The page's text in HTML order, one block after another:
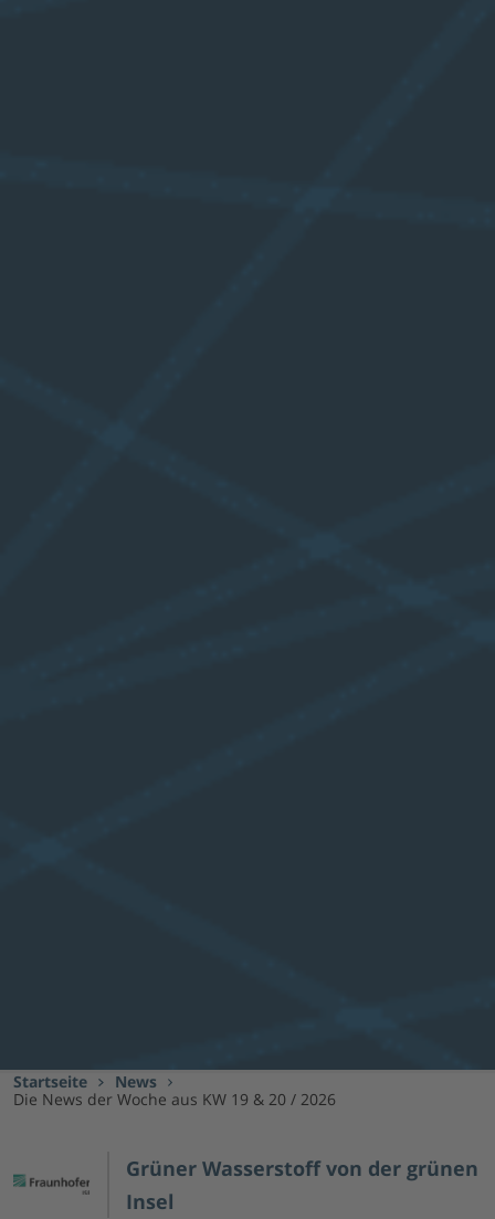
Startseite
News
Die News der Woche aus KW 19 & 20 / 2026
Grüner Wasserstoff von der grünen
Insel